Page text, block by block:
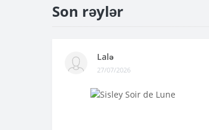
Son rəylər
Lalə
27/07/2026